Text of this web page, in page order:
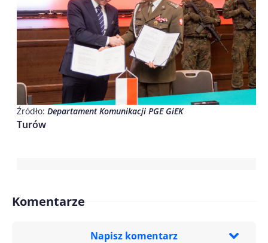
Źródło: Departament Komunikacji PGE GiEK
Turów
Komentarze
Napisz komentarz